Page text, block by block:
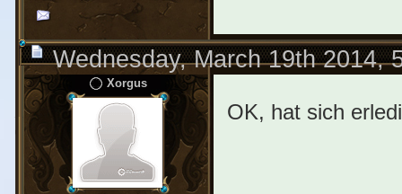
Wednesday, March 19th 2014,
Xorgus
OK, hat sich